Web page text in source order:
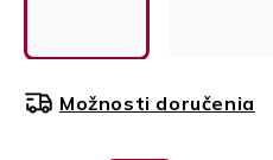
Možnosti doručenia